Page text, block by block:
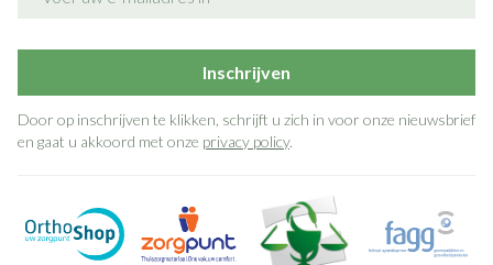
Inschrijven
Door op inschrijven te klikken, schrijft u zich in voor onze nieuwsbrief
en gaat u akkoord met onze privacy policy.